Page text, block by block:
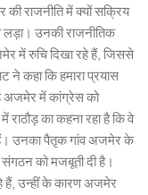
राजनीति में क्यों सक्रिय
लड़ा। उनकी राजनीतिक
में रुचि दिखा रहे हैं, जिससे
ने कहा कि हमारा प्रयास
अजमेर में कांग्रेस को
का कहना रहा है कि वे
हैं। उनका पैतृक गांव अजमेर के
को मजबूती दी है।
हैं, उन्हीं के कारण अजमेर